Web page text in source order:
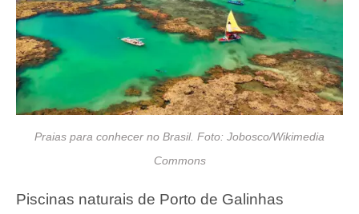
Praias para conhecer no Brasil. Foto: Jobosco/Wikimedia
Commons
Piscinas naturais de Porto de Galinhas